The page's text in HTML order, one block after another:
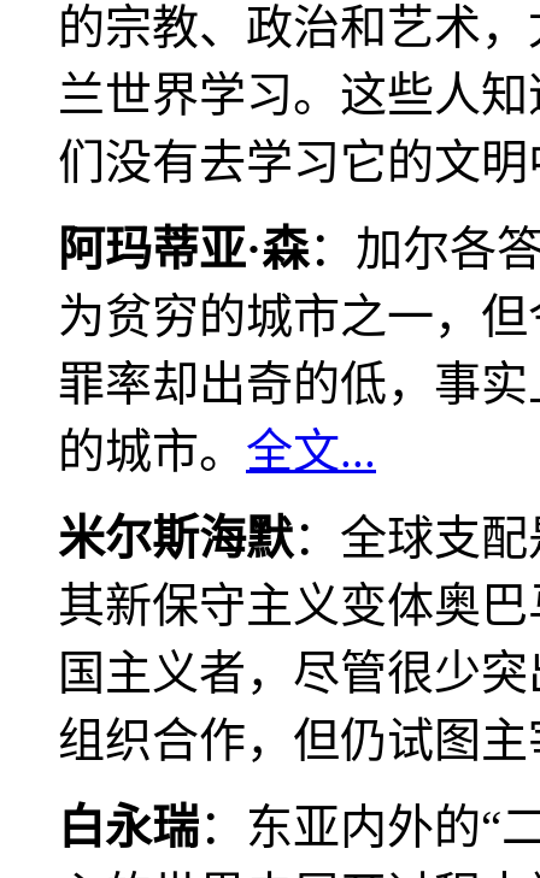
的宗教、政治和艺术
兰世界学习。这些人
们没有去学习它的文
阿玛蒂亚·森：加尔各
为贫穷的城市之一，
罪率却出奇的低，事
的城市。 全文...
米尔斯海默：全球支
其新保守主义变体奥
国主义者，尽管很少
组织合作，但仍试图
白永瑞：东亚内外的“